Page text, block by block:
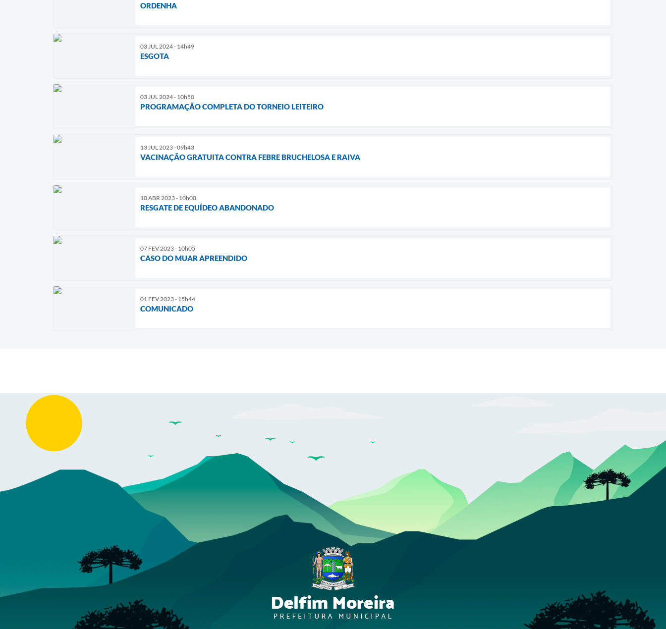
ORDENHA
03 JUL 2024 - 14h49
ESGOTA
03 JUL 2024 - 10h50
PROGRAMAÇÃO COMPLETA DO TORNEIO LEITEIRO
13 JUL 2023 - 09h43
VACINAÇÃO GRATUITA CONTRA FEBRE BRUCHELOSA E RAIVA
10 ABR 2023 - 10h00
RESGATE DE EQUÍDEO ABANDONADO
07 FEV 2023 - 10h05
CASO DO MUAR APREENDIDO
01 FEV 2023 - 15h44
COMUNICADO